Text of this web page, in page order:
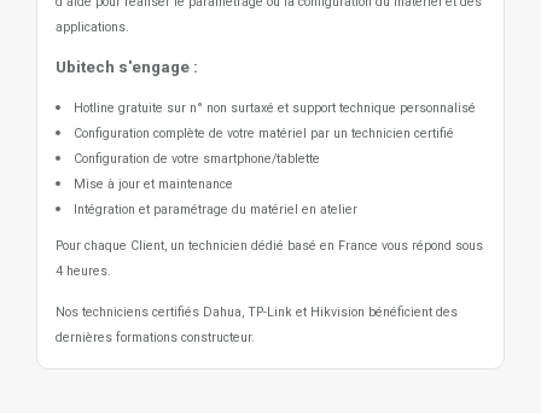
applications.
Ubitech s'engage :
Hotline gratuite sur n° non surtaxé et support technique personnalisé
Configuration complète de votre matériel par un technicien certifié
Configuration de votre smartphone/tablette
Mise à jour et maintenance
Intégration et paramétrage du matériel en atelier
Pour chaque Client, un technicien dédié basé en France vous répond sous
4 heures.
Nos techniciens certifiés Dahua, TP-Link et Hikvision bénéficient des
dernières formations constructeur.